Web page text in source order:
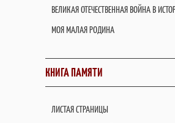
ВЕЛИКАЯ ОТЕЧЕСТВЕННАЯ ВОЙНА В
МОЯ МАЛАЯ РОДИНА
КНИГА ПАМЯТИ
ЛИСТАЯ СТРАНИЦЫ